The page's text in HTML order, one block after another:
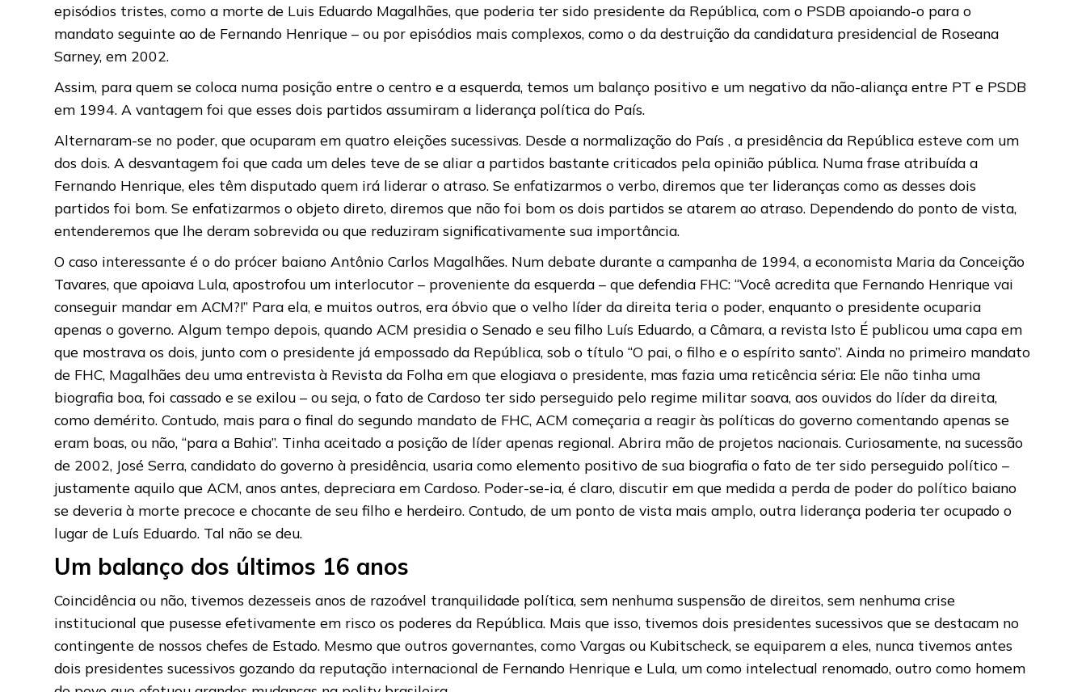
episódios tristes, como a morte de Luis Eduardo Magalhães, que poderia ter sido presidente da República, com o PSDB apoiando-o para o
mandato seguinte ao de Fernando Henrique – ou por episódios mais complexos, como o da destruição da candidatura presidencial de Roseana
Sarney, em 2002.
Assim, para quem se coloca numa posição entre o centro e a esquerda, temos um balanço positivo e um negativo da não-aliança entre PT e PSDB
em 1994. A vantagem foi que esses dois partidos assumiram a liderança política do País.
Alternaram-se no poder, que ocuparam em quatro eleições sucessivas. Desde a normalização do País , a presidência da República esteve com um
dos dois. A desvantagem foi que cada um deles teve de se aliar a partidos bastante criticados pela opinião pública. Numa frase atribuída a
Fernando Henrique, eles têm disputado quem irá liderar o atraso. Se enfatizarmos o verbo, diremos que ter lideranças como as desses dois
partidos foi bom. Se enfatizarmos o objeto direto, diremos que não foi bom os dois partidos se atarem ao atraso. Dependendo do ponto de vista,
entenderemos que lhe deram sobrevida ou que reduziram significativamente sua importância.
O caso interessante é o do prócer baiano Antônio Carlos Magalhães. Num debate durante a campanha de 1994, a economista Maria da Conceição
Tavares, que apoiava Lula, apostrofou um interlocutor – proveniente da esquerda – que defendia FHC: “Você acredita que Fernando Henrique vai
conseguir mandar em ACM?!” Para ela, e muitos outros, era óbvio que o velho líder da direita teria o poder, enquanto o presidente ocuparia
apenas o governo. Algum tempo depois, quando ACM presidia o Senado e seu filho Luís Eduardo, a Câmara, a revista Isto É publicou uma capa em
que mostrava os dois, junto com o presidente já empossado da República, sob o título “O pai, o filho e o espírito santo”. Ainda no primeiro mandato
de FHC, Magalhães deu uma entrevista à Revista da Folha em que elogiava o presidente, mas fazia uma reticência séria: Ele não tinha uma
biografia boa, foi cassado e se exilou – ou seja, o fato de Cardoso ter sido perseguido pelo regime militar soava, aos ouvidos do líder da direita,
como demérito. Contudo, mais para o final do segundo mandato de FHC, ACM começaria a reagir às políticas do governo comentando apenas se
eram boas, ou não, “para a Bahia”. Tinha aceitado a posição de líder apenas regional. Abrira mão de projetos nacionais. Curiosamente, na sucessão
de 2002, José Serra, candidato do governo à presidência, usaria como elemento positivo de sua biografia o fato de ter sido perseguido político –
justamente aquilo que ACM, anos antes, depreciara em Cardoso. Poder-se-ia, é claro, discutir em que medida a perda de poder do político baiano
se deveria à morte precoce e chocante de seu filho e herdeiro. Contudo, de um ponto de vista mais amplo, outra liderança poderia ter ocupado o
lugar de Luís Eduardo. Tal não se deu.
Um balanço dos últimos 16 anos
Coincidência ou não, tivemos dezesseis anos de razoável tranquilidade política, sem nenhuma suspensão de direitos, sem nenhuma crise
institucional que pusesse efetivamente em risco os poderes da República. Mais que isso, tivemos dois presidentes sucessivos que se destacam no
contingente de nossos chefes de Estado. Mesmo que outros governantes, como Vargas ou Kubitscheck, se equiparem a eles, nunca tivemos antes
dois presidentes sucessivos gozando da reputação internacional de Fernando Henrique e Lula, um como intelectual renomado, outro como homem